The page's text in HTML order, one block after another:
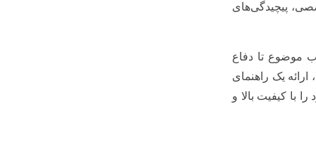
پیچیدگی‌های
موضوع تا دفاع
یک راهنمای
با کیفیت بالا و